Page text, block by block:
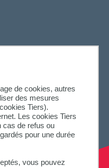
de cookies, autres
des mesures
Tiers).
Les cookies Tiers
cas de refus ou
pour une durée
vous pouvez